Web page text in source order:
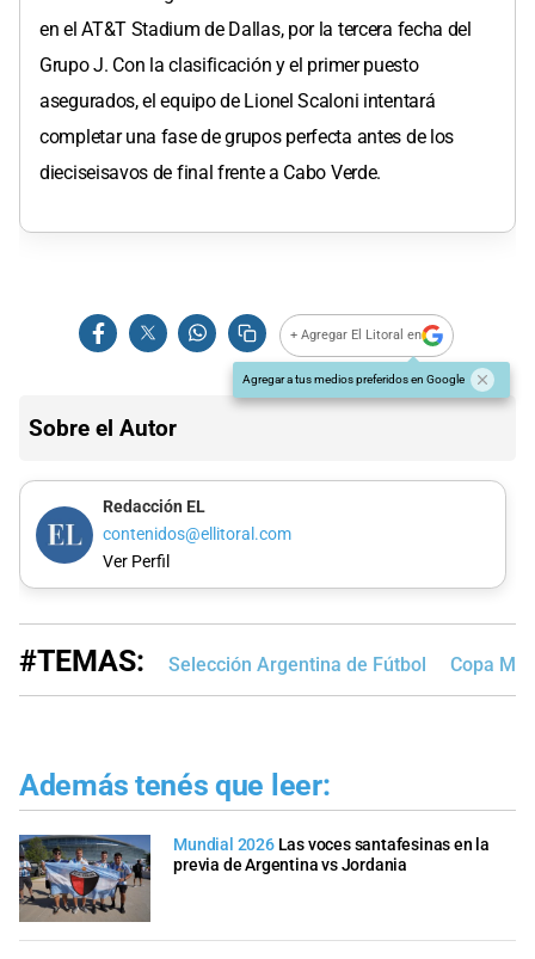
en el AT&T Stadium de Dallas, por la tercera fecha del
Grupo J. Con la clasificación y el primer puesto
asegurados, el equipo de Lionel Scaloni intentará
completar una fase de grupos perfecta antes de los
dieciseisavos de final frente a Cabo Verde.
+ Agregar El Litoral en
Agregar a tus medios preferidos en Google
Sobre el Autor
Redacción EL
contenidos@ellitoral.com
Ver Perfil
#TEMAS: Selección Argentina de Fútbol Copa
Además tenés que leer:
Mundial 2026 Las voces santafesinas en la
previa de Argentina vs Jordania